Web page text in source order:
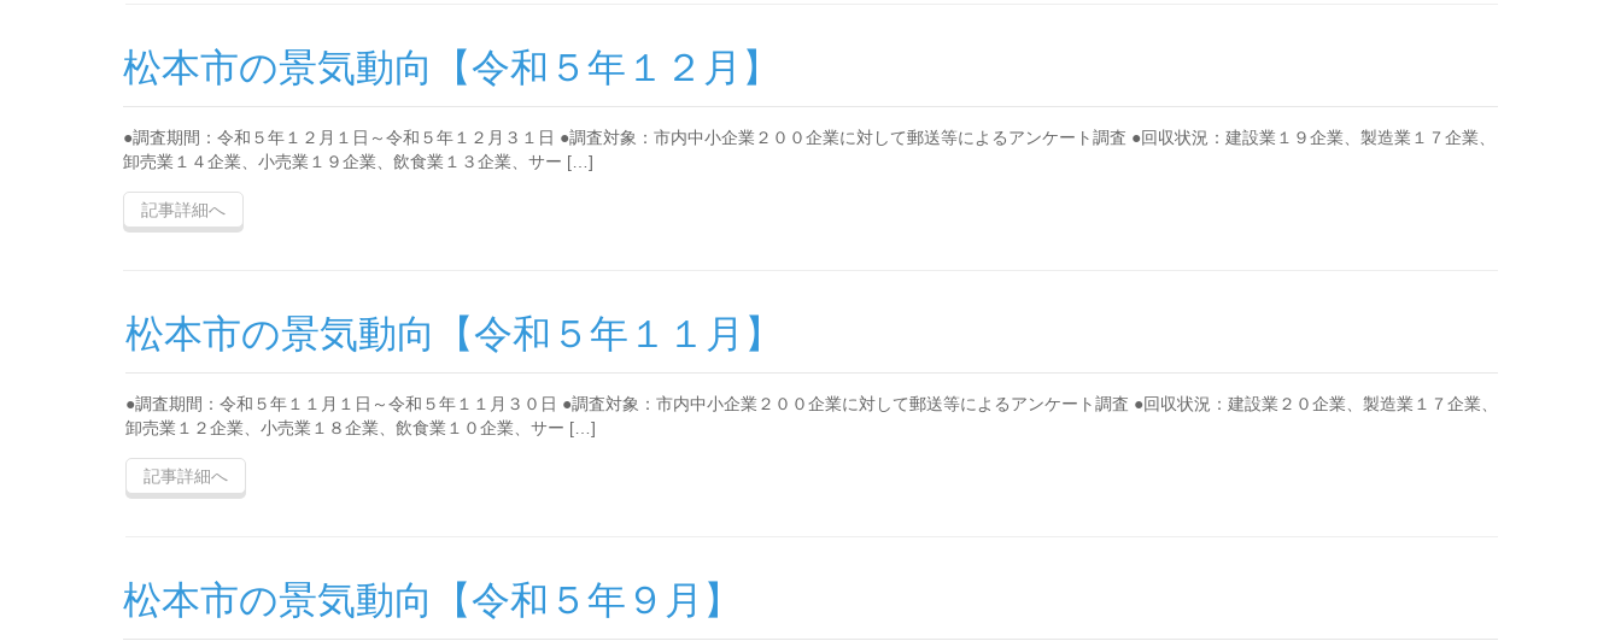
松本市の景気動向【令和５年１２月】
●調査期間：令和５年１２月１日～令和５年１２月３１日 ●調査対象：市内中小企業２００企業に対して郵送等によるアンケート調査 ●回収状況：建設業１９企業、製造業１７企業、
卸売業１４企業、小売業１９企業、飲食業１３企業、サー […]
記事詳細へ
松本市の景気動向【令和５年１１月】
●調査期間：令和５年１１月１日～令和５年１１月３０日 ●調査対象：市内中小企業２００企業に対して郵送等によるアンケート調査 ●回収状況：建設業２０企業、製造業１７企業、
卸売業１２企業、小売業１８企業、飲食業１０企業、サー […]
記事詳細へ
松本市の景気動向【令和５年９月】